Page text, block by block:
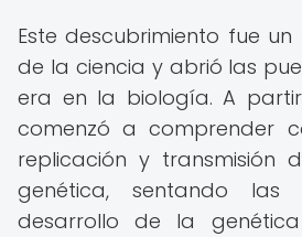
Este descubrimiento fue
de la ciencia y abrió las
era en la biología. A
comenzó a comprender
replicación y transmisión
genética, sentando
desarrollo de la